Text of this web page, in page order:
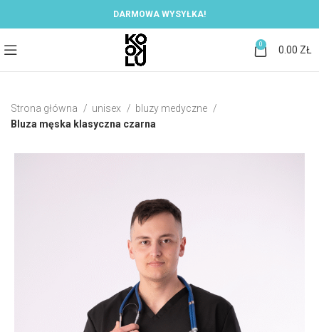
DARMOWA WYSYŁKA!
0 0.00 ZŁ
Strona główna unisex
bluzy medyczne
Bluza męska klasyczna czarna